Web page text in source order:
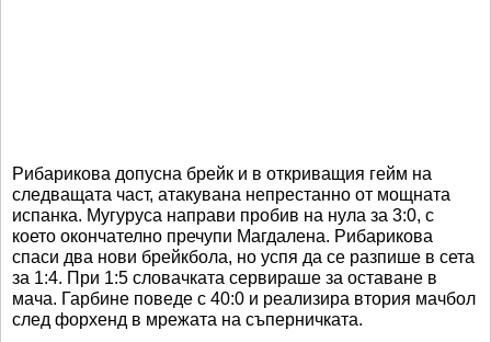
Рибарикова допусна брейк и в откриващия гейм на
следващата част, атакувана непрестанно от мощната
испанка. Мугуруса направи пробив на нула за 3:0, с
което окончателно пречупи Магдалена. Рибарикова
спаси два нови брейкбола, но успя да се разпише в сета
за 1:4. При 1:5 словачката сервираше за оставане в
мача. Гарбине поведе с 40:0 и реализира втория мачбол
след форхенд в мрежата на съперничката.